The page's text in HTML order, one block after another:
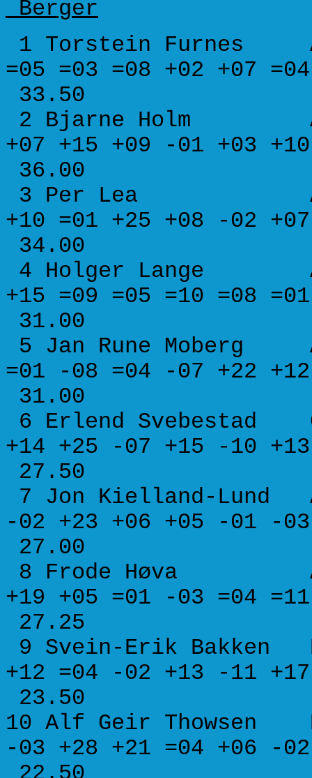
Berger
1 Torstein Furnes A
=05 =03 =08 +02
33.50
2 Bjarne Holm
+07 +15 +09 -01
36.00
3 Per Lea A
+10 =01 +25 +08 -
34.00
4 Holger Lange A
+15 =09 =05 =10
31.00
5 Jan Rune Moberg
=01 -08 =04 -07
31.00
6 Erlend
+14 +25 -07 +15 -
27.50
7 Jon Kielland-Lund
-02 +23 +06 +05 -
27.00
8 Frode Høva A
+19 +05 =01 -03
27.25
9 Svein-Erik
+12 =04 -02 +13 -
23.50
10 Alf Geir
-03 +28 +21 =04